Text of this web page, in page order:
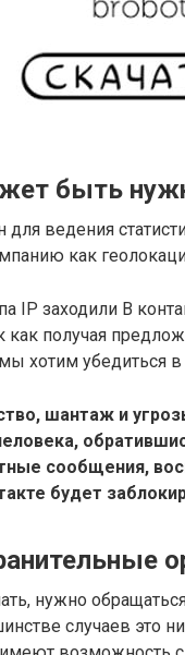
быть
для ведения
как
IP заходили В
как получая
хотим убедиться в
шантаж и
сообщения,
будет
нужно
случаев это